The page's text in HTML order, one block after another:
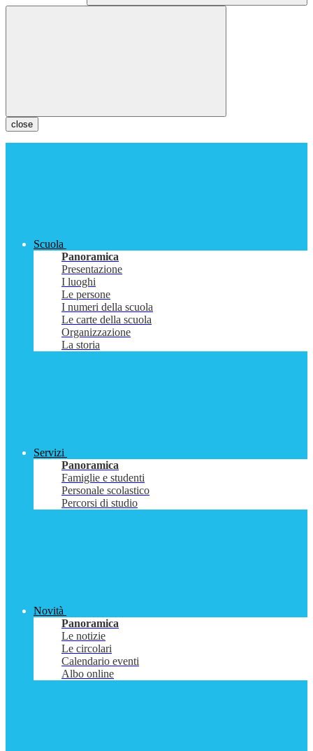
close
Scuola
Panoramica
Presentazione
I luoghi
Le persone
I numeri della scuola
Le carte della scuola
Organizzazione
La storia
Servizi
Panoramica
Famiglie e studenti
Personale scolastico
Percorsi di studio
Novità
Panoramica
Le notizie
Le circolari
Calendario eventi
Albo online